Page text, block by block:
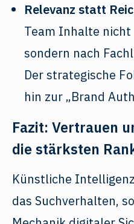
Relevanz statt
Team Inhalte
sondern nach
Der strategische
hin zur „Brand
Fazit: Vertrauen
die stärksten
Künstliche
das Suchverhalten,